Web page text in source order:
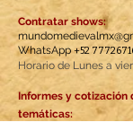
Contratar shows:
WhatsApp+52
Horario de Lunes a
Informes y cotización
temáticas: